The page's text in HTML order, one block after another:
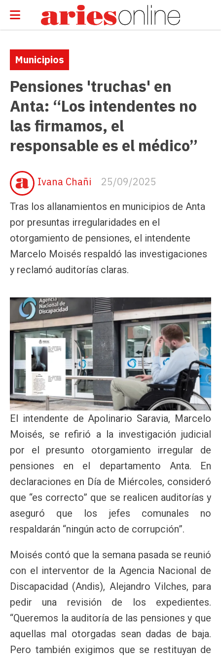
Pensiones 'truchas' en
Anta: “Los intendentes no
las firmamos, el
responsable es el médico”
Tras los allanamientos en municipios de Anta
por presuntas irregularidades en el
otorgamiento de pensiones, el intendente
Marcelo Moisés respaldó las investigaciones
y reclamó auditorías claras.
Municipios
25/09/2025
Ivana Chañi
El intendente de Apolinario Saravia, Marcelo
Moisés, se refirió a la investigación judicial
por el presunto otorgamiento irregular de
pensiones en el departamento Anta. En
declaraciones en Día de Miércoles, consideró
que “es correcto” que se realicen auditorías y
aseguró que los jefes comunales no
respaldarán “ningún acto de corrupción”.
Moisés contó que la semana pasada se reunió
con el interventor de la Agencia Nacional de
Discapacidad (Andis), Alejandro Vilches, para
pedir una revisión de los expedientes.
“Queremos la auditoría de las pensiones y que
aquellas mal otorgadas sean dadas de baja.
Pero también exigimos que se restituyan de